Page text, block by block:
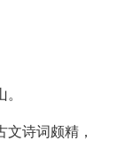
诗词颇精，